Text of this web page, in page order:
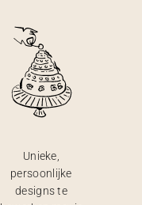
Unieke,
persoonlijke
designs te